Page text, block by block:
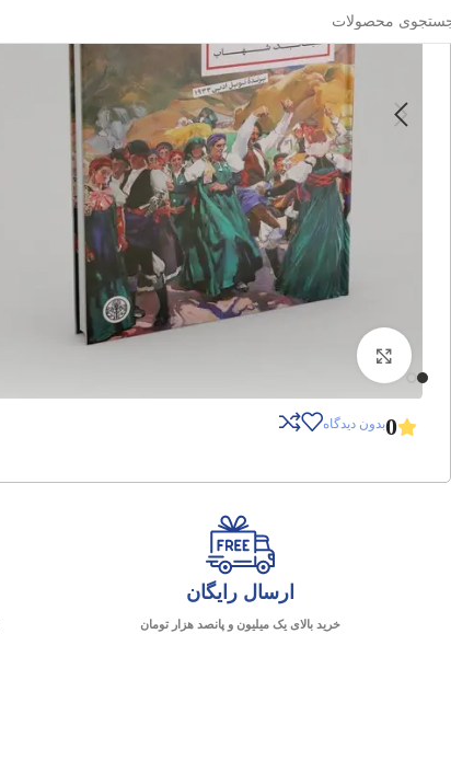
0بدون دیدگاه
ارسال رایگان
خرید بالای یک میلیون و پانصد هزار تومان